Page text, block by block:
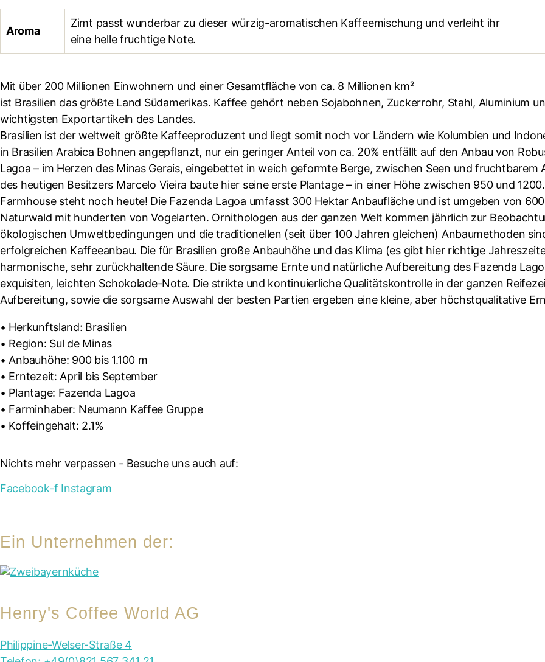
Aroma
Zimt passt wunderbar zu dieser würzig-aromatischen Kaffeemischung und verleiht ihr
eine helle fruchtige Note.
Mit über 200 Millionen Einwohnern und einer Gesamtfläche von ca. 8 Millionen km²
ist Brasilien das größte Land Südamerikas. Kaffee gehört neben Sojabohnen, Zuckerrohr, Stahl, Aluminium
wichtigsten Exportartikeln des Landes.
Brasilien ist der weltweit größte Kaffeeproduzent und liegt somit noch vor Ländern wie Kolumbien und
in Brasilien Arabica Bohnen angepflanzt, nur ein geringer Anteil von ca. 20% entfällt auf den Anbau von
Lagoa – im Herzen des Minas Gerais, eingebettet in weich geformte Berge, zwischen Seen und fruchtbarem
des heutigen Besitzers Marcelo Vieira baute hier seine erste Plantage – in einer Höhe zwischen 950 und
Farmhouse steht noch heute! Die Fazenda Lagoa umfasst 300 Hektar Anbaufläche und ist umgeben von
Naturwald mit hunderten von Vogelarten. Ornithologen aus der ganzen Welt kommen jährlich zur
ökologischen Umweltbedingungen und die traditionellen (seit über 100 Jahren gleichen) Anbaumethoden
erfolgreichen Kaffeeanbau. Die für Brasilien große Anbauhöhe und das Klima (es gibt hier richtige
harmonische, sehr zurückhaltende Säure. Die sorgsame Ernte und natürliche Aufbereitung des Fazenda
exquisiten, leichten Schokolade-Note. Die strikte und kontinuierliche Qualitätskontrolle in der ganzen
Aufbereitung, sowie die sorgsame Auswahl der besten Partien ergeben eine kleine, aber höchstqualitative
• Herkunftsland: Brasilien
• Region: Sul de Minas
• Anbauhöhe: 900 bis 1.100 m
• Erntezeit: April bis September
• Plantage: Fazenda Lagoa
• Farminhaber: Neumann Kaffee Gruppe
• Koffeingehalt: 2.1%
Nichts mehr verpassen - Besuche uns auch auf:
Facebook-f Instagram
Ein Unternehmen der:
Henry's Coffee World AG
Philippine-Welser-Straße 4